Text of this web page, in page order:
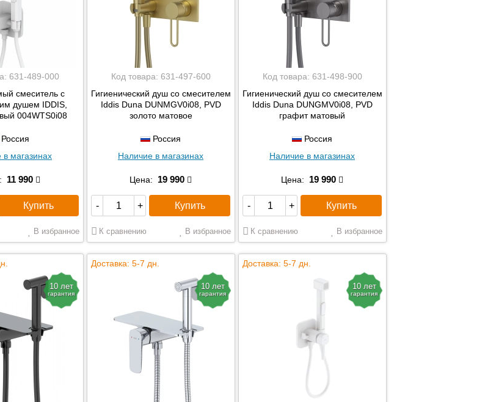
631-489-000
смеситель с
душем IDDIS,
004WTS0i08
Россия
в магазинах
11 990
Купить
В избранное
Код товара: 631-497-600
Гигиенический душ со смесителем
Iddis Duna DUNMGV0i08, PVD
золото матовое
Россия
Наличие в магазинах
Цена: 19 990
- + Купить
К сравнению В избранное
Код товара: 631-498-900
Гигиенический душ со смесителем
Iddis Duna DUNGMV0i08, PVD
графит матовый
Россия
Наличие в магазинах
Цена: 19 990
- + Купить
К сравнению В избранное
10 лет
гарантия
Доставка: 5-7 дн.
10 лет
гарантия
Доставка: 5-7 дн.
10 лет
гарантия